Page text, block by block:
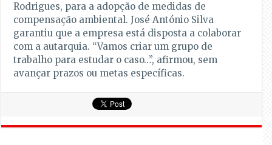
Rodrigues, para a adopção de medidas de
compensação ambiental. José António Silva
garantiu que a empresa está disposta a colaborar
com a autarquia. “Vamos criar um grupo de
trabalho para estudar o caso…”, afirmou, sem
avançar prazos ou metas específicas.